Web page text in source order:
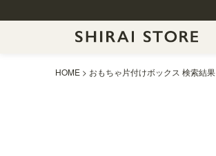
HOME おもちゃ片付けボックス 検索結果